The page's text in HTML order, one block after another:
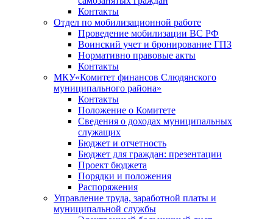
Контакты
Отдел по мобилизационной работе
Проведение мобилизации ВС РФ
Воинский учет и бронирование ГПЗ
Нормативно правовые акты
Контакты
МКУ«Комитет финансов Слюдянского
муниципального района»
Контакты
Положение о Комитете
Сведения о доходах муниципальных
служащих
Бюджет и отчетность
Бюджет для граждан: презентации
Проект бюджета
Порядки и положения
Распоряжения
Управление труда, заработной платы и
муниципальной службы